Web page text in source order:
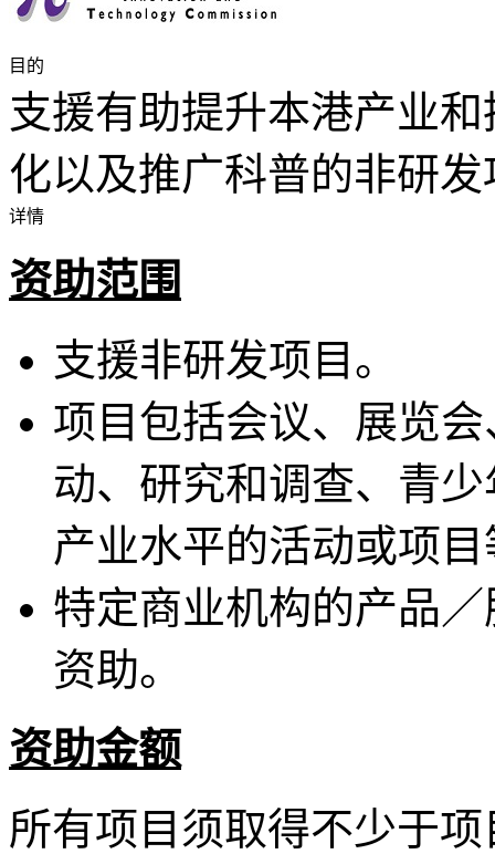
目的
支援有助提升本港产业
化以及推广科普的非研发
详情
资助范围
支援非研发项目。
项目包括会议、展览
动、研究和调查、青
产业水平的活动或项
特定商业机构的产品
资助。
资助金额
所有项目须取得不少于